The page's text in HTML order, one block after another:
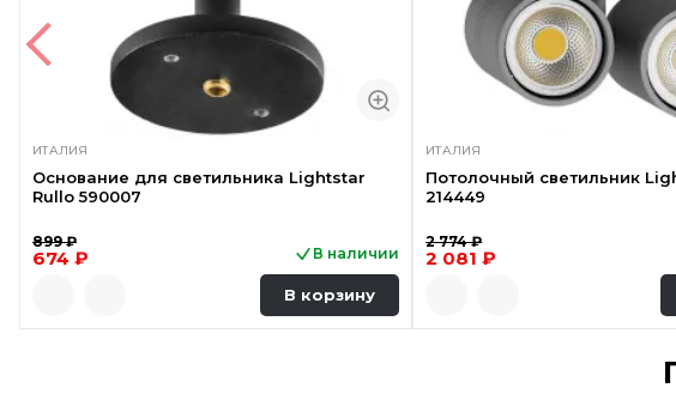
ИТАЛИЯ
Основание для светильника Lightstar
Rullo 590007
899 ₽
674 ₽ В наличии
В корзину
ИТАЛИЯ
Потолочный светильник
214449
2 774 ₽
2 081 ₽